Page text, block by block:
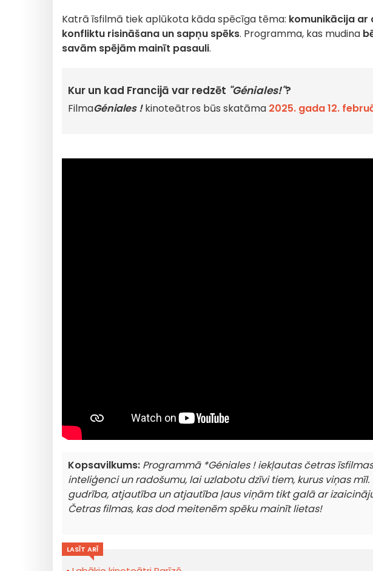
Katrā īsfilmā tiek aplūkota kāda spēcīga tēma: komunikācija ar
konfliktu risināšana un sapņu spēks. Programma, kas mudina
savām spējām mainīt pasauli.
Kur un kad Francijā var redzēt "Géniales!"?
FilmaGéniales !kinoteātros būs skatāma 2025. gada 12.
Kopsavilkums: Programmā *Géniales ! iekļautas četras
inteliģenci un radošumu, lai uzlabotu dzīvi tiem, kurus viņas
gudrība, atjautība un atjautība ļaus viņām tikt galā ar
Četras filmas, kas dod meitenēm spēku mainīt lietas!
LASĪT ARĪ